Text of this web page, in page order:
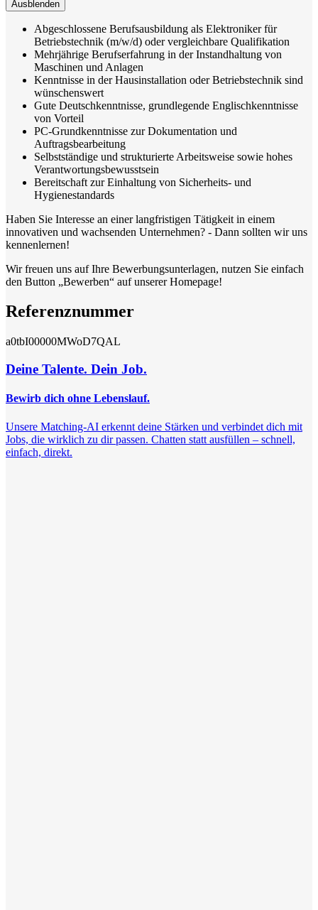
Ausblenden
Abgeschlossene Berufsausbildung als Elektroniker für
Betriebstechnik (m/w/d) oder vergleichbare Qualifikation
Mehrjährige Berufserfahrung in der Instandhaltung von
Maschinen und Anlagen
Kenntnisse in der Hausinstallation oder Betriebstechnik sind
wünschenswert
Gute Deutschkenntnisse, grundlegende Englischkenntnisse
von Vorteil
PC-Grundkenntnisse zur Dokumentation und
Auftragsbearbeitung
Selbstständige und strukturierte Arbeitsweise sowie hohes
Verantwortungsbewusstsein
Bereitschaft zur Einhaltung von Sicherheits- und
Hygienestandards
Haben Sie Interesse an einer langfristigen Tätigkeit in einem
innovativen und wachsenden Unternehmen? - Dann sollten wir uns
kennenlernen!
Wir freuen uns auf Ihre Bewerbungsunterlagen, nutzen Sie einfach
den Button „Bewerben“ auf unserer Homepage!
Referenznummer
a0tbI00000MWoD7QAL
Deine Talente. Dein Job.
Bewirb dich ohne Lebenslauf.
Unsere Matching-AI erkennt deine Stärken und verbindet dich mit
Jobs, die wirklich zu dir passen. Chatten statt ausfüllen – schnell,
einfach, direkt.